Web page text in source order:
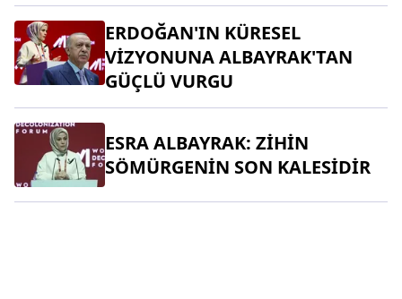
ERDOĞAN'IN KÜRESEL
VİZYONUNA ALBAYRAK'TAN
GÜÇLÜ VURGU
ESRA ALBAYRAK: ZİHİN
SÖMÜRGENİN SON KALESİDİR